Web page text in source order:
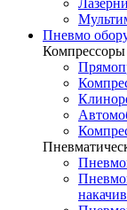
Пневмо
Компрессоры